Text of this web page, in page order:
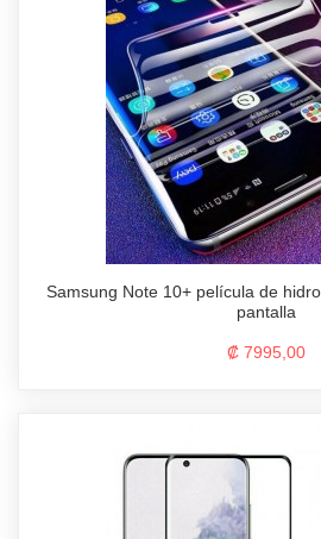
Samsung Note 10+ película de
pantalla
₡ 7995,00